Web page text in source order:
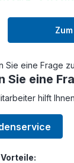
Sie eine
hilft